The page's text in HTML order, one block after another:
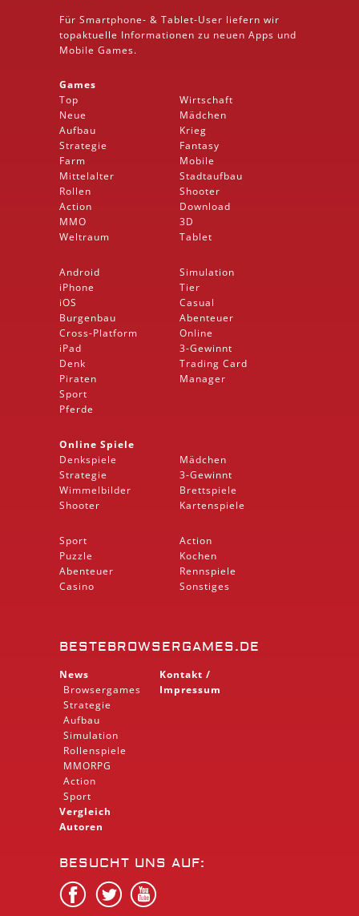
Für Smartphone- & Tablet-User liefern wir
topaktuelle Informationen zu neuen Apps und
Mobile Games.
Games
Top
Neue
Aufbau
Strategie
Farm
Mittelalter
Rollen
Action
MMO
Weltraum
Wirtschaft
Mädchen
Krieg
Fantasy
Mobile
Stadtaufbau
Shooter
Download
3D
Tablet
Android
iPhone
iOS
Burgenbau
Cross-Platform
iPad
Denk
Piraten
Sport
Pferde
Simulation
Tier
Casual
Abenteuer
Online
3-Gewinnt
Trading Card
Manager
Online Spiele
Denkspiele
Strategie
Wimmelbilder
Shooter
Mädchen
3-Gewinnt
Brettspiele
Kartenspiele
Sport
Puzzle
Abenteuer
Casino
Action
Kochen
Rennspiele
Sonstiges
BESTEBROWSERGAMES.DE
News
Browsergames
Strategie
Aufbau
Simulation
Rollenspiele
MMORPG
Action
Sport
Vergleich
Autoren
Kontakt /
Impressum
BESUCHT UNS AUF: